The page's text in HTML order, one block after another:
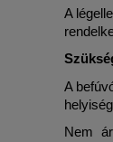
A
A
Nem